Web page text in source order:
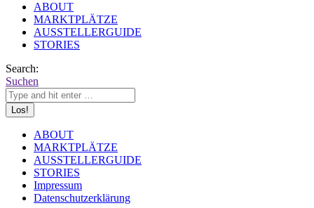
ABOUT
MARKTPLÄTZE
AUSSTELLERGUIDE
STORIES
Search:
Suchen
ABOUT
MARKTPLÄTZE
AUSSTELLERGUIDE
STORIES
Impressum
Datenschutzerklärung